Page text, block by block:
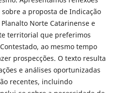
a proposta de Indicação
Norte Catarinense e
territorial que preferimos
ao mesmo tempo
prospecções. O texto resulta
e análises oportunizadas
recentes, incluindo